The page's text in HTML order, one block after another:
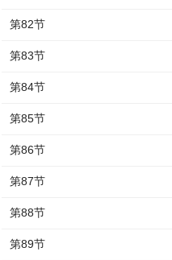
第82节
第83节
第84节
第85节
第86节
第87节
第88节
第89节